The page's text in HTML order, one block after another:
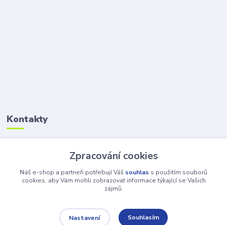
Kontakty
Petr Šolin
+420 734 550 550
(Po-Pá, 8-17 hod.) So, 8-12
Zpracování cookies
Náš e-shop a partneři potřebují Váš souhlas s použitím souborů
cookies, aby Vám mohli zobrazovat informace týkající se Vašich
zájmů.
Nastavení Souhlasím